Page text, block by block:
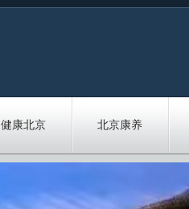
健康北京 北京康养